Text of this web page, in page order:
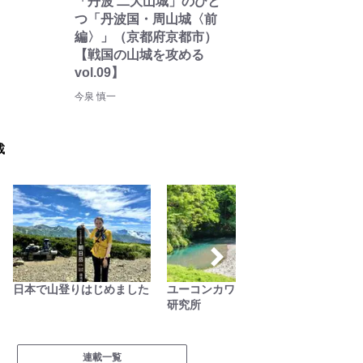
つ「丹波国・周山城〈前
編〉」（京都府京都市）
【戦国の山城を攻める
vol.09】
今泉 慎一
日本で山登りはじめました
ユーコンカワイの川サウナ
研究所
連載一覧